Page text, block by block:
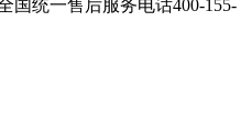
国统一售后服务电话400-155-